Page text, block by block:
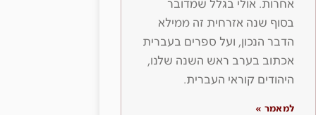
אחרות. אולי בגלל שמדובר
בסוף שנה אזרחית זה ממילא
הדבר הנכון, ועל ספרים בעברית
אכתוב בערב ראש השנה שלנו,
היהודים קוראי העברית.
למאמר »